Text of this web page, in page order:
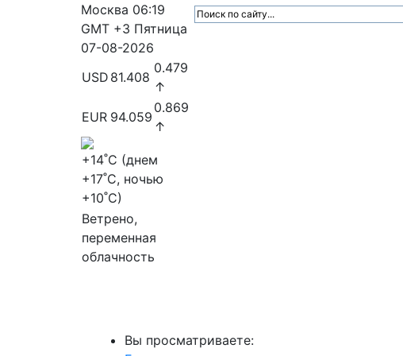
Москва 06:19
GMT +3 Пятница
07-08-2026
USD 81.408
0.479
↑
EUR 94.059
0.869
↑
+14˚C (днем
+17˚C, ночью
+10˚C)
Ветрено,
переменная
облачность
Вы просматриваете: